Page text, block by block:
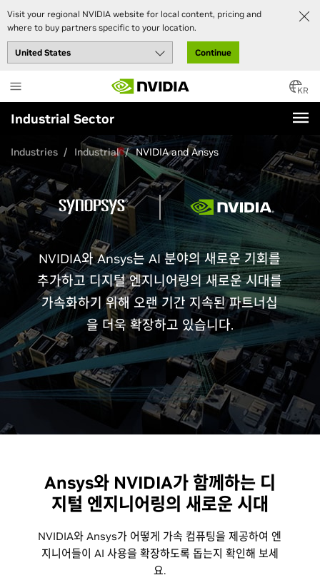
Visit your regional NVIDIA website for local content, pricing and
where to buy partners specific to your location.
Continue
to
main
content
KR
Industrial Sector
Industries Industrial NVIDIA and Ansys
NVIDIA와 Ansys는 AI 분야의 새로운 기회를
추가하고 디지털 엔지니어링의 새로운 시대를
가속화하기 위해 오랜 기간 지속된 파트너십
을 더욱 확장하고 있습니다.
Ansys와 NVIDIA가 함께하는 디
지털 엔지니어링의 새로운 시대
NVIDIA와 Ansys가 어떻게 가속 컴퓨팅을 제공하여 엔
지니어들이 AI 사용을 확장하도록 돕는지 확인해 보세
요.